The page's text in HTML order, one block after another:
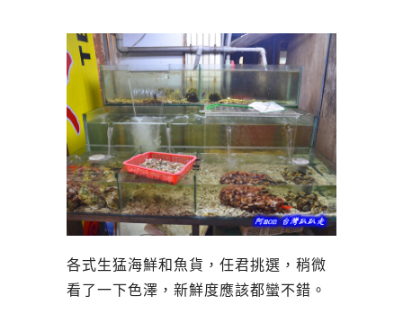
各式生猛海鮮和魚貨，任君挑選，稍微
看了一下色澤，新鮮度應該都蠻不錯。